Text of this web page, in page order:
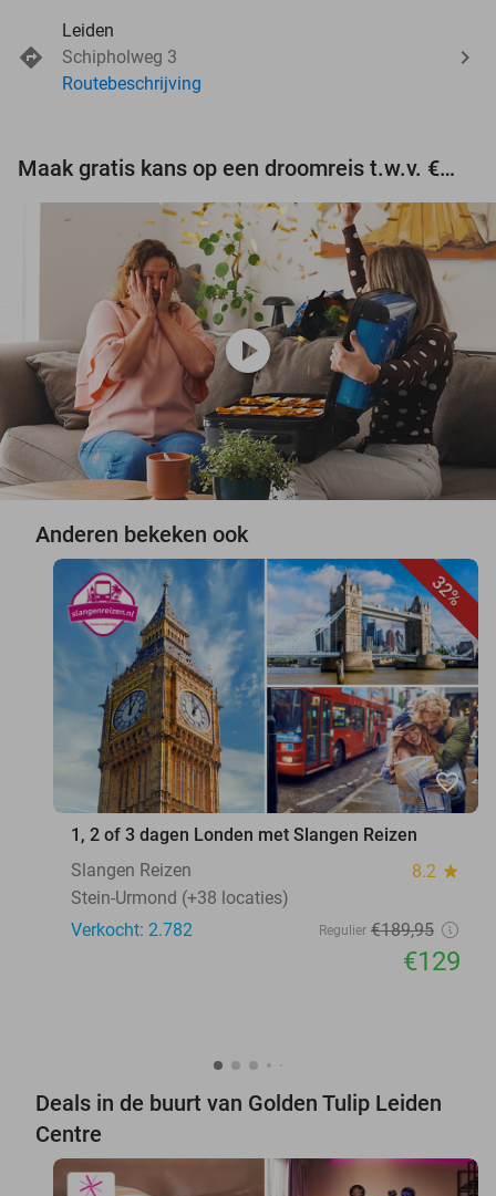
Leiden
Schipholweg 3
Routebeschrijving
Maak gratis kans op een droomreis t.w.v. €3.000!
play_circle
Anderen bekeken ook
32%
favorite_border
1, 2 of 3 dagen Londen met Slangen Reizen
Slangen Reizen
8.2 star
Stein-Urmond (+38 locaties)
Verkocht: 2.782
Regulier €189,95
€129
Deals in de buurt van Golden Tulip Leiden
Centre